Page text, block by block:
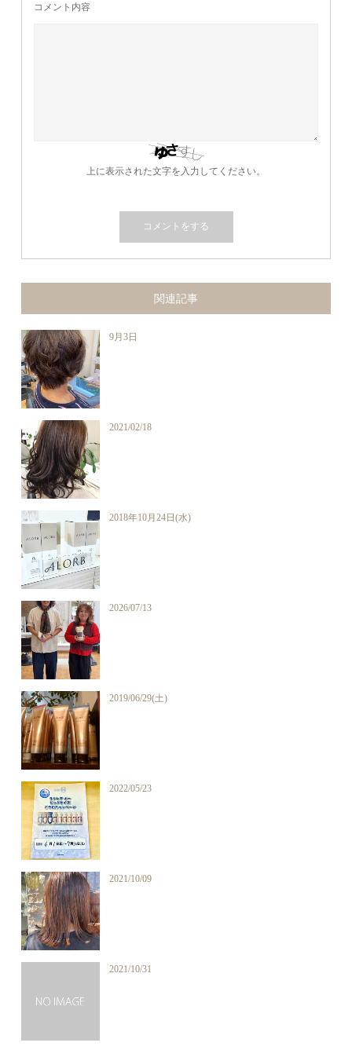
コメント内容
上に表示された文字を入力してください。
関連記事
9月3日
2021/02/18
2018年10月24日(水)
2026/07/13
2019/06/29(土)
2022/05/23
2021/10/09
2021/10/31